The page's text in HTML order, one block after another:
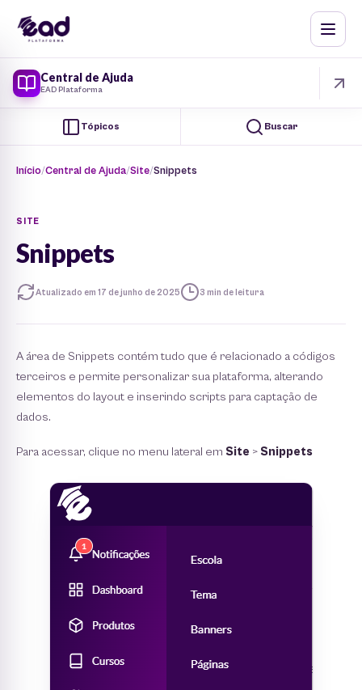
Central de Ajuda
EAD Plataforma
Tópicos Buscar
Início Central de Ajuda Site Snippets
SITE
Snippets
Atualizado em 17 de junho de 2025 3 min de leitura
A área de Snippets contém tudo que é relacionado a códigos
terceiros e permite personalizar sua plataforma, alterando
elementos do layout e inserindo scripts para captação de
dados.
Para acessar, clique no menu lateral em Site > Snippets